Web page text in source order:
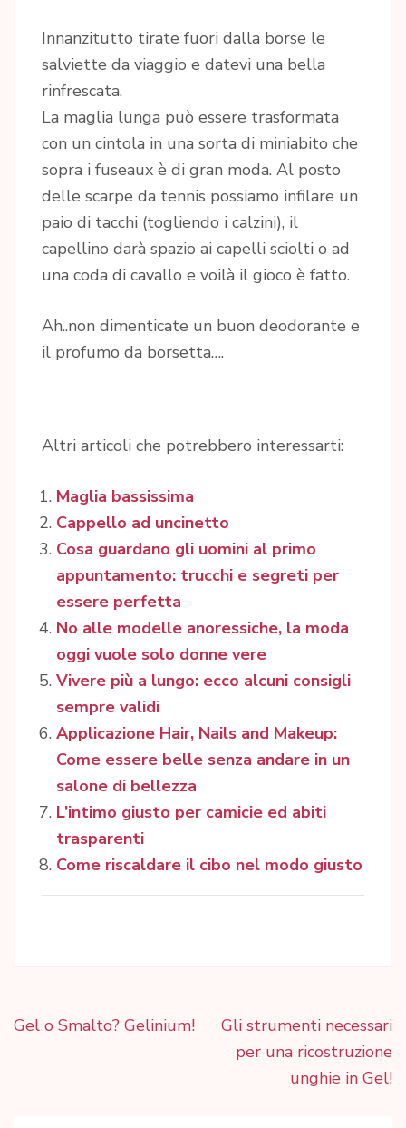
Innanzitutto tirate fuori dalla borse le
salviette da viaggio e datevi una bella
rinfrescata.
La maglia lunga può essere trasformata
con un cintola in una sorta di miniabito che
sopra i fuseaux è di gran moda. Al posto
delle scarpe da tennis possiamo infilare un
paio di tacchi (togliendo i calzini), il
capellino darà spazio ai capelli sciolti o ad
una coda di cavallo e voilà il gioco è fatto.
Ah..non dimenticate un buon deodorante e
il profumo da borsetta….
Altri articoli che potrebbero interessarti:
Maglia bassissima
Cappello ad uncinetto
Cosa guardano gli uomini al primo
appuntamento: trucchi e segreti per
essere perfetta
No alle modelle anoressiche, la moda
oggi vuole solo donne vere
Vivere più a lungo: ecco alcuni consigli
sempre validi
Applicazione Hair, Nails and Makeup:
Come essere belle senza andare in un
salone di bellezza
L’intimo giusto per camicie ed abiti
trasparenti
Come riscaldare il cibo nel modo giusto
Navigazione
Gel o Smalto? Gelinium!
Gli strumenti necessari
per una ricostruzione
unghie in Gel!